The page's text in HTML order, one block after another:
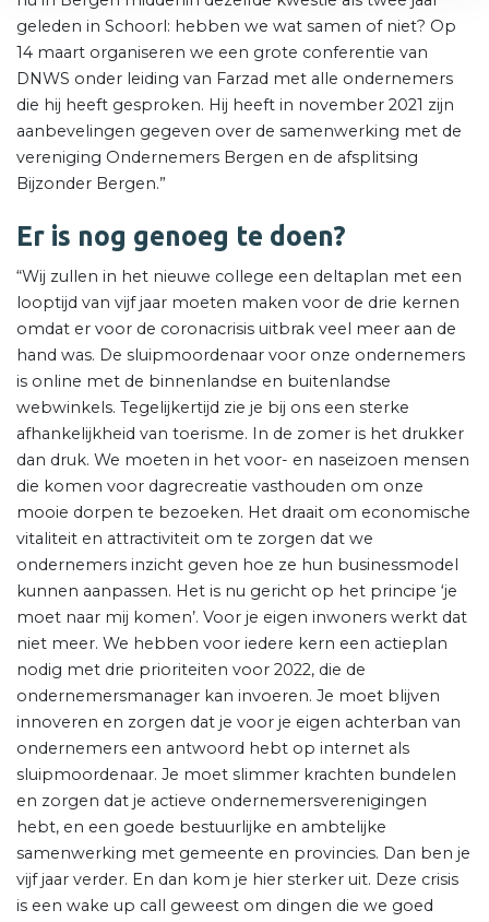
geleden in Schoorl: hebben we wat samen of niet? Op
14 maart organiseren we een grote conferentie van
DNWS onder leiding van Farzad met alle ondernemers
die hij heeft gesproken. Hij heeft in november 2021 zijn
aanbevelingen gegeven over de samenwerking met de
vereniging Ondernemers Bergen en de afsplitsing
Bijzonder Bergen.”
Er is nog genoeg te doen?
“Wij zullen in het nieuwe college een deltaplan met een
looptijd van vijf jaar moeten maken voor de drie kernen
omdat er voor de coronacrisis uitbrak veel meer aan de
hand was. De sluipmoordenaar voor onze ondernemers
is online met de binnenlandse en buitenlandse
webwinkels. Tegelijkertijd zie je bij ons een sterke
afhankelijkheid van toerisme. In de zomer is het drukker
dan druk. We moeten in het voor- en naseizoen mensen
die komen voor dagrecreatie vasthouden om onze
mooie dorpen te bezoeken. Het draait om economische
vitaliteit en attractiviteit om te zorgen dat we
ondernemers inzicht geven hoe ze hun businessmodel
kunnen aanpassen. Het is nu gericht op het principe ‘je
moet naar mij komen’. Voor je eigen inwoners werkt dat
niet meer. We hebben voor iedere kern een actieplan
nodig met drie prioriteiten voor 2022, die de
ondernemersmanager kan invoeren. Je moet blijven
innoveren en zorgen dat je voor je eigen achterban van
ondernemers een antwoord hebt op internet als
sluipmoordenaar. Je moet slimmer krachten bundelen
en zorgen dat je actieve ondernemersverenigingen
hebt, en een goede bestuurlijke en ambtelijke
samenwerking met gemeente en provincies. Dan ben je
vijf jaar verder. En dan kom je hier sterker uit. Deze crisis
is een wake up call geweest om dingen die we goed